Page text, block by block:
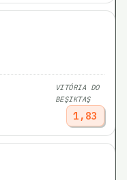
VITÓRIA DO
BEŞIKTAŞ
1,83